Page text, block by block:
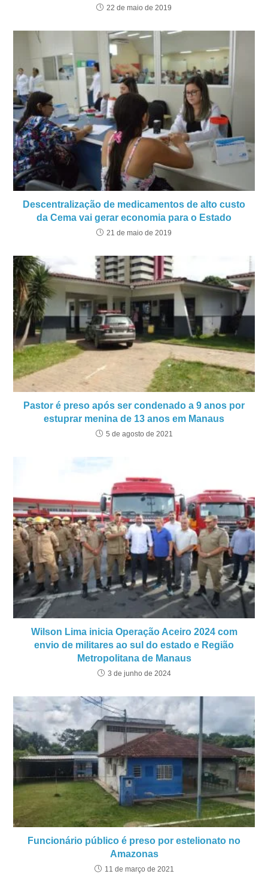
22 de maio de 2019
Descentralização de medicamentos de alto custo
da Cema vai gerar economia para o Estado
21 de maio de 2019
Pastor é preso após ser condenado a 9 anos por
estuprar menina de 13 anos em Manaus
5 de agosto de 2021
Wilson Lima inicia Operação Aceiro 2024 com
envio de militares ao sul do estado e Região
Metropolitana de Manaus
3 de junho de 2024
Funcionário público é preso por estelionato no
Amazonas
11 de março de 2021